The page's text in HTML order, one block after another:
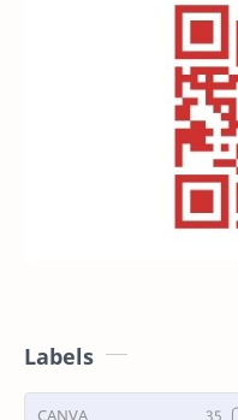
Labels
CANVA